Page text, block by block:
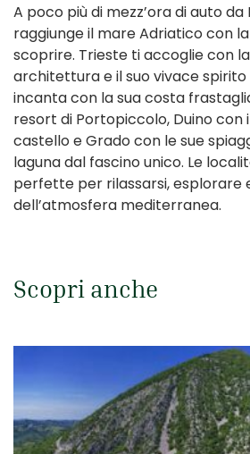
A poco più di mezz’ora di auto da
raggiunge il mare Adriatico con
scoprire. Trieste ti accoglie con
architettura e il suo vivace spirito
incanta con la sua costa
resort di Portopiccolo, Duino con
castello e Grado con le sue
laguna dal fascino unico. Le
perfette per rilassarsi, esplorare
dell’atmosfera mediterranea.
Scopri anche